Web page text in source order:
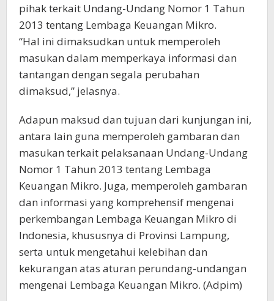
pihak terkait Undang-Undang Nomor 1 Tahun
2013 tentang Lembaga Keuangan Mikro.
“Hal ini dimaksudkan untuk memperoleh
masukan dalam memperkaya informasi dan
tantangan dengan segala perubahan
dimaksud,” jelasnya.
Adapun maksud dan tujuan dari kunjungan ini,
antara lain guna memperoleh gambaran dan
masukan terkait pelaksanaan Undang-Undang
Nomor 1 Tahun 2013 tentang Lembaga
Keuangan Mikro. Juga, memperoleh gambaran
dan informasi yang komprehensif mengenai
perkembangan Lembaga Keuangan Mikro di
Indonesia, khususnya di Provinsi Lampung,
serta untuk mengetahui kelebihan dan
kekurangan atas aturan perundang-undangan
mengenai Lembaga Keuangan Mikro. (Adpim)